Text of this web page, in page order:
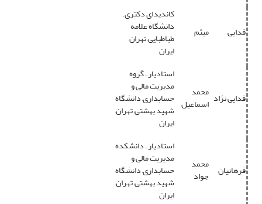
فدایی میثم
کاندیدای دکتری.,
دانشگاه علامه
طباطبایی, تهران,
ایران
فدایی نژاد محمد
اسماعیل
استادیار., گروه
مدیریت مالی و
حسابداری, دانشگاه
شهید بهشتی, تهران,
ایران
فرهانیان محمد
جواد
استادیار., دانشکده
مدیریت مالی و
حسابداری, دانشگاه
شهید بهشتی, تهران,
ایران